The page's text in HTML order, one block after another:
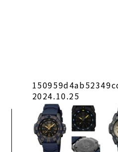
2024.10.25